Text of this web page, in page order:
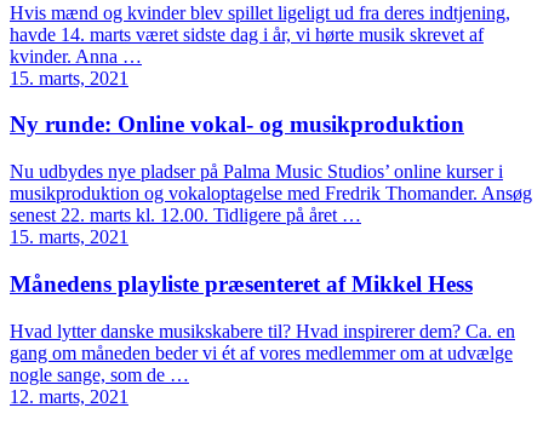
Hvis mænd og kvinder blev spillet ligeligt ud fra deres indtjening,
havde 14. marts været sidste dag i år, vi hørte musik skrevet af
kvinder. Anna …
15. marts, 2021
Ny runde: Online vokal- og musikproduktion
Nu udbydes nye pladser på Palma Music Studios’ online kurser i
musikproduktion og vokaloptagelse med Fredrik Thomander. Ansøg
senest 22. marts kl. 12.00. Tidligere på året …
15. marts, 2021
Månedens playliste præsenteret af Mikkel Hess
Hvad lytter danske musikskabere til? Hvad inspirerer dem? Ca. en
gang om måneden beder vi ét af vores medlemmer om at udvælge
nogle sange, som de …
12. marts, 2021